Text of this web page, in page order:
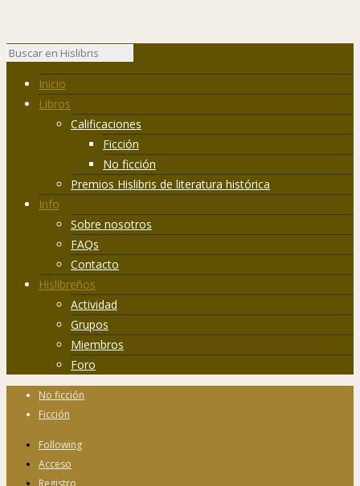
Inicio
Libros
Calificaciones
Ficción
No ficción
Premios Hislibris de literatura histórica
Info
Sobre nosotros
FAQs
Contacto
Hislibreños
Actividad
Grupos
Miembros
Foro
No ficción
Ficción
Following
Acceso
Registro